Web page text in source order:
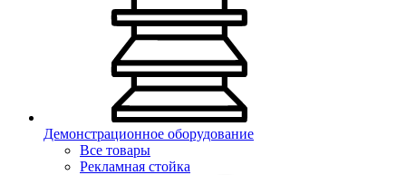
Демонстрационное оборудование
Все товары
Рекламная стойка